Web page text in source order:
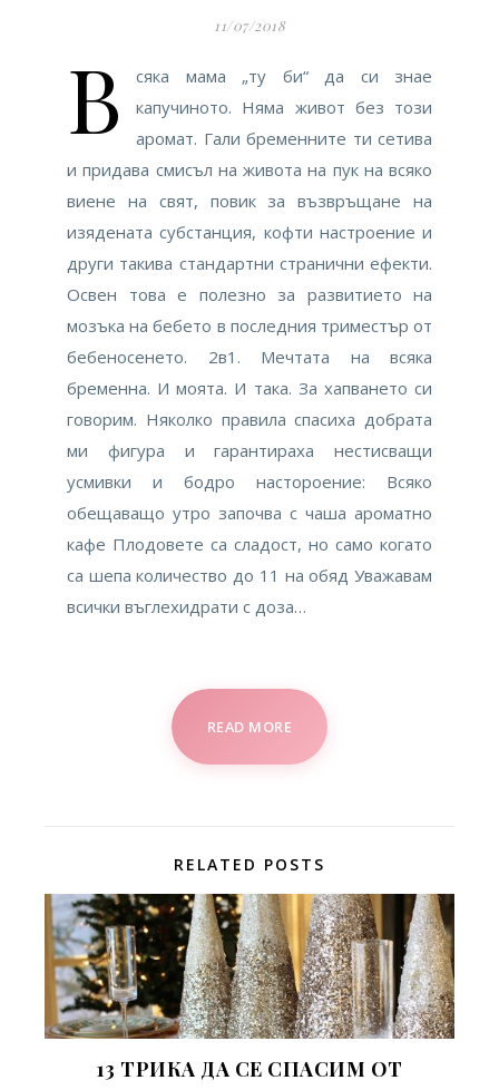
11/07/2018
В
сяка мама „ту би“ да си знае
капучиното. Няма живот без този
аромат. Гали бременните ти сетива
и придава смисъл на живота на пук на всяко
виене на свят, повик за възвръщане на
изядената субстанция, кофти настроение и
други такива стандартни странични ефекти.
Освен това е полезно за развитието на
мозъка на бебето в последния триместър от
бебеносенето. 2в1. Мечтата на всяка
бременна. И моята. И така. За хапването си
говорим. Няколко правила спасиха добрата
ми фигура и гарантираха нестисващи
усмивки и бодро настороение: Всяко
обещаващо утро започва с чаша ароматно
кафе Плодовете са сладост, но само когато
са шепа количество до 11 на обяд Уважавам
всички въглехидрати с доза…
READ MORE
RELATED POSTS
13 ТРИКА ДА СЕ СПАСИМ ОТ